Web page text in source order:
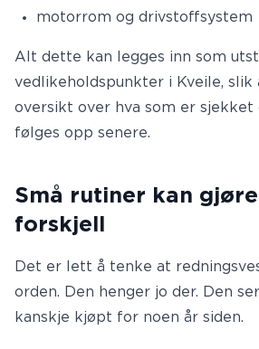
motorrom og drivstoffsystem
Alt dette kan legges inn som
vedlikeholdspunkter i Kveile, slik
oversikt over hva som er sjekket
følges opp senere.
Små rutiner kan
forskjell
Det er lett å tenke at
orden. Den henger jo der. Den
kanskje kjøpt for noen år siden.